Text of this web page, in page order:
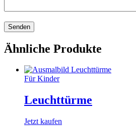
Ähnliche Produkte
Für Kinder
Leuchttürme
Jetzt kaufen